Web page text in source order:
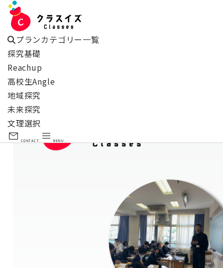
プランカテゴリー一覧
探究基礎
Reachup
高校生Angle
地域探究
未来探究
文理選択
mail CONTACT menu MENU
東京都立高島高等学校